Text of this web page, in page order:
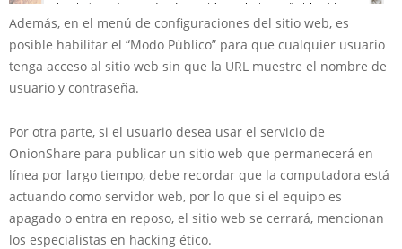
Además, en el menú de configuraciones del sitio web, es
posible habilitar el “Modo Público” para que cualquier usuario
tenga acceso al sitio web sin que la URL muestre el nombre de
usuario y contraseña.
Por otra parte, si el usuario desea usar el servicio de
OnionShare para publicar un sitio web que permanecerá en
línea por largo tiempo, debe recordar que la computadora está
actuando como servidor web, por lo que si el equipo es
apagado o entra en reposo, el sitio web se cerrará, mencionan
los especialistas en hacking ético.